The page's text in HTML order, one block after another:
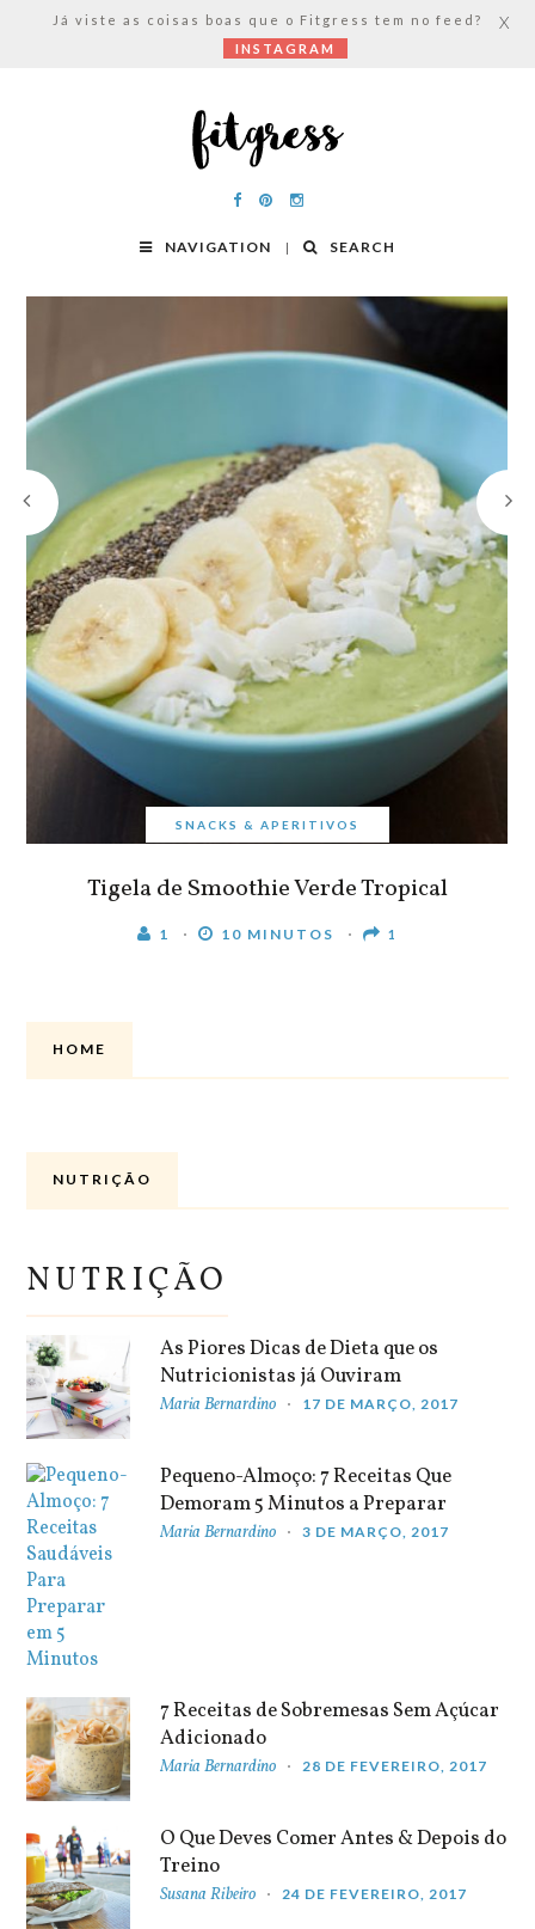
NAVIGATION SEARCH
SNACKS & APERITIVOS
Tigela de Smoothie Verde Tropical
1 10 MINUTOS 1
HOME
NUTRIÇÃO
NUTRIÇÃO
As Piores Dicas de Dieta que os
Nutricionistas já Ouviram
Maria Bernardino 17 DE MARÇO, 2017
Pequeno-Almoço: 7 Receitas Que
Demoram 5 Minutos a Preparar
Maria Bernardino 3 DE MARÇO, 2017
7 Receitas de Sobremesas Sem Açúcar
Adicionado
Maria Bernardino 28 DE FEVEREIRO, 2017
O Que Deves Comer Antes & Depois do
Treino
Susana Ribeiro 24 DE FEVEREIRO, 2017
Já viste as coisas boas que o Fitgress tem no feed?
INSTAGRAM
X